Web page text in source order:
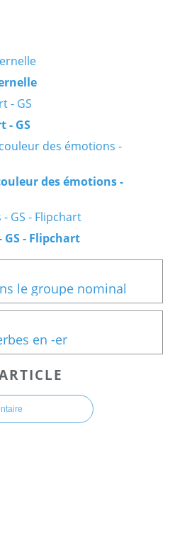
- GS
des émotions -
- Flipchart
le groupe nominal
en -er